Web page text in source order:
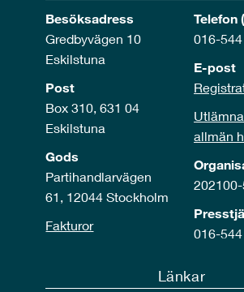
Besöksadress
Gredbyvägen 10
Eskilstuna
Post
Box 310, 631 04
Eskilstuna
Gods
Partihandlarvägen
61, 12044 Stockholm
Fakturor
Telefon
016-
E-post
allmän
016-
Länkar